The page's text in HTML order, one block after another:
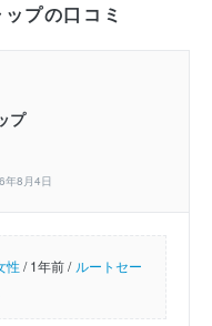
プの口コミ
プ
年8月4日
性/1年前 / ルートセー